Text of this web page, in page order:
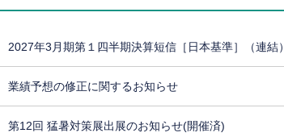
2027年3月期第１四半期決算短信［日本基準］（連結）
業績予想の修正に関するお知らせ
第12回 猛暑対策展出展のお知らせ(開催済)